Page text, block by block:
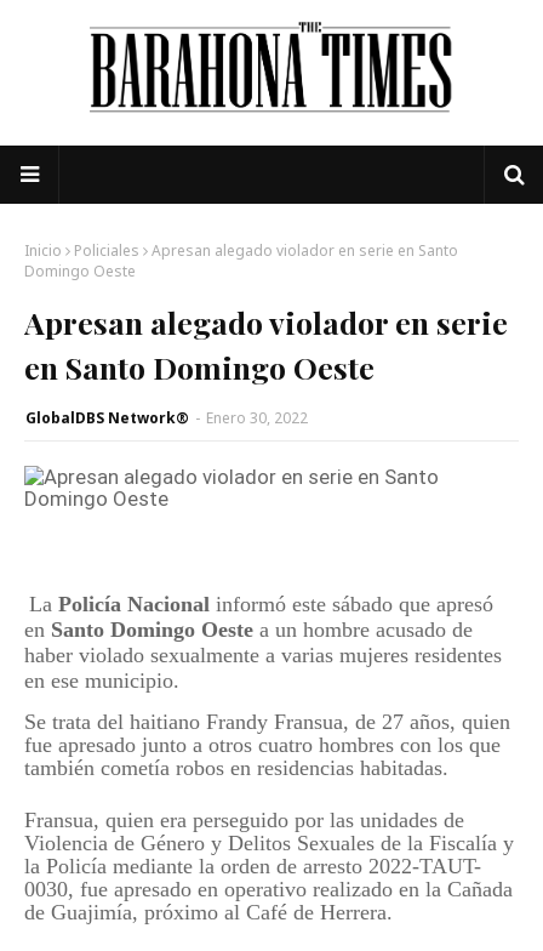
Inicio Policiales
Apresan alegado violador en serie en Santo
Domingo Oeste
Apresan alegado violador en serie
en Santo Domingo Oeste
GlobalDBS Network® - Enero 30, 2022
La Policía Nacional informó este sábado que apresó
en Santo Domingo Oeste a un hombre acusado de
haber violado sexualmente a varias mujeres residentes
en ese municipio.
Se trata del haitiano Frandy Fransua, de 27 años, quien
fue apresado junto a otros cuatro hombres con los que
también cometía robos en residencias habitadas.
Fransua, quien era perseguido por las unidades de
Violencia de Género y Delitos Sexuales de la Fiscalía y
la Policía mediante la orden de arresto 2022-TAUT-
0030, fue apresado en operativo realizado en la Cañada
de Guajimía, próximo al Café de Herrera.